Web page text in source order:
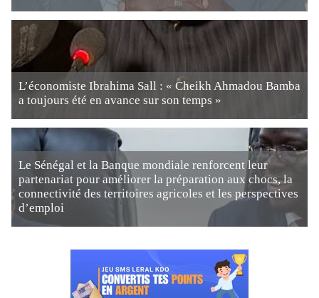
L’économiste Ibrahima Sall : « Cheikh Ahmadou Bamba
a toujours été en avance sur son temps »
Le Sénégal et la Banque mondiale renforcent leur
partenariat pour améliorer la préparation aux chocs, la
connectivité des territoires agricoles et les perspectives
d’emploi